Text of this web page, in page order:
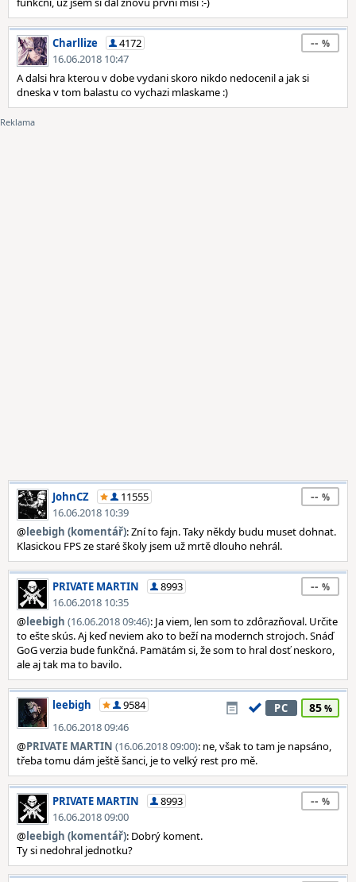
Charllize
4172
16.06.2018 10:47
--
A dalsi hra kterou v dobe vydani skoro nikdo nedocenil a jak si
dneska v tom balastu co vychazi mlaskame :)
JohnCZ
11555
16.06.2018 10:39
--
@leebigh (komentář): Zní to fajn. Taky někdy budu muset dohnat.
Klasickou FPS ze staré školy jsem už mrtě dlouho nehrál.
PRIVATE MARTIN
8993
16.06.2018 10:35
--
@leebigh (16.06.2018 09:46): Ja viem, len som to zdôrazňoval. Určite
to ešte skús. Aj keď neviem ako to beží na modernch strojoch. Snáď
GoG verzia bude funkčná. Pamätám si, že som to hral dosť neskoro,
ale aj tak ma to bavilo.
leebigh
9584
16.06.2018 09:46
PC 85
@PRIVATE MARTIN (16.06.2018 09:00): ne, však to tam je napsáno,
třeba tomu dám ještě šanci, je to velký rest pro mě.
PRIVATE MARTIN
8993
16.06.2018 09:00
--
@leebigh (komentář): Dobrý koment.
Ty si nedohral jednotku?